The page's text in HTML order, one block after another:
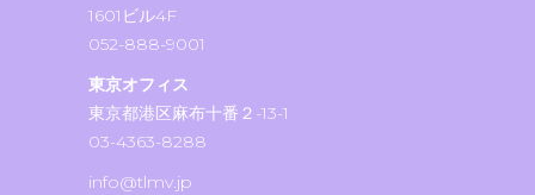
1601ビル4F
052-888-9001
東京オフィス
東京都港区麻布十番２-13-1
03-4363-8288
info@tlmv.jp